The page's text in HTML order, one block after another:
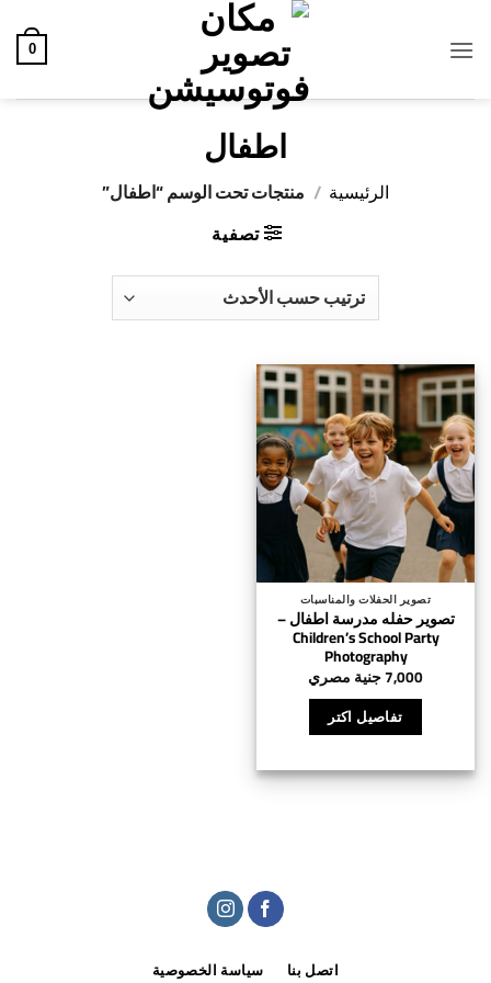
للمحتوى
0
اطفال
الرئيسية / منتجات تحت الوسم “اطفال”
تصفية
تصوير الحفلات والمناسبات
تصوير حفله مدرسة اطفال –
Children’s School Party
Photography
7,000جنية مصري
تفاصيل اكتر
اتصل بنا سياسة الخصوصية